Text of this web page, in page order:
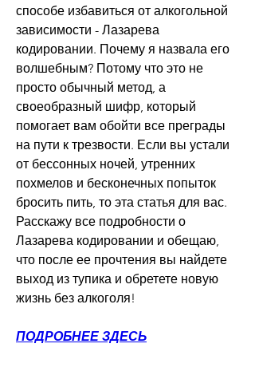
способе избавиться от алкогольной
зависимости - Лазарева
кодировании. Почему я назвала его
волшебным? Потому что это не
просто обычный метод, а
своеобразный шифр, который
помогает вам обойти все преграды
на пути к трезвости. Если вы устали
от бессонных ночей, утренних
похмелов и бесконечных попыток
бросить пить, то эта статья для вас.
Расскажу все подробности о
Лазарева кодировании и обещаю,
что после ее прочтения вы найдете
выход из тупика и обретете новую
жизнь без алкоголя!
ПОДРОБНЕЕ ЗДЕСЬ